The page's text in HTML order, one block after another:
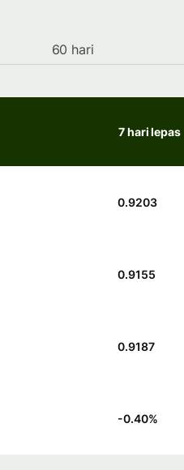
60 hari
7 hari lepas
0.9203
0.9155
0.9187
-0.40%